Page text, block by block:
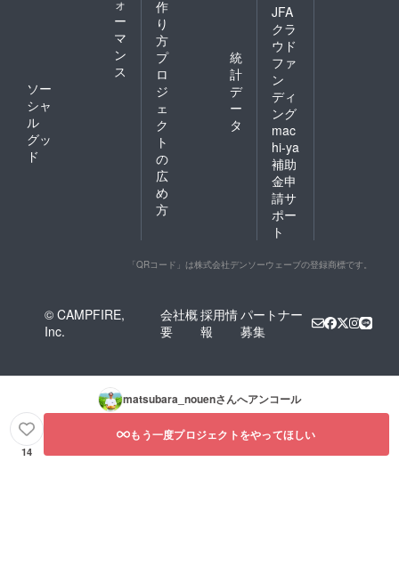
ー
マ
ン
ス
ソー
シャ
ル
グッ
ド
作
り
方
プ
ロ
ジ
ェ
ク
ト
の
広
め
方
統
計
デ
ー
タ
JFA
クラ
ウド
ファ
ン
ディ
ング
mac
hi-ya
補助
金申
請サ
ポー
ト
「QRコード」は株式会社デンソーウェーブの登録商標です。
© CAMPFIRE,
Inc.
会社概
要
採用情
報
パートナー
募集
matsubara_nouenさんへアンコール
14
もう一度プロジェクトをやってほしい